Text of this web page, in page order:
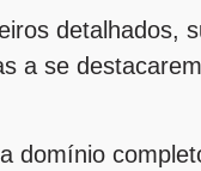
detalhados,
a se
domínio